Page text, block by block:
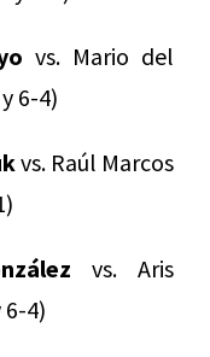
vs. Mario del
6-4)
vs. Raúl Marcos
vs. Aris
4)